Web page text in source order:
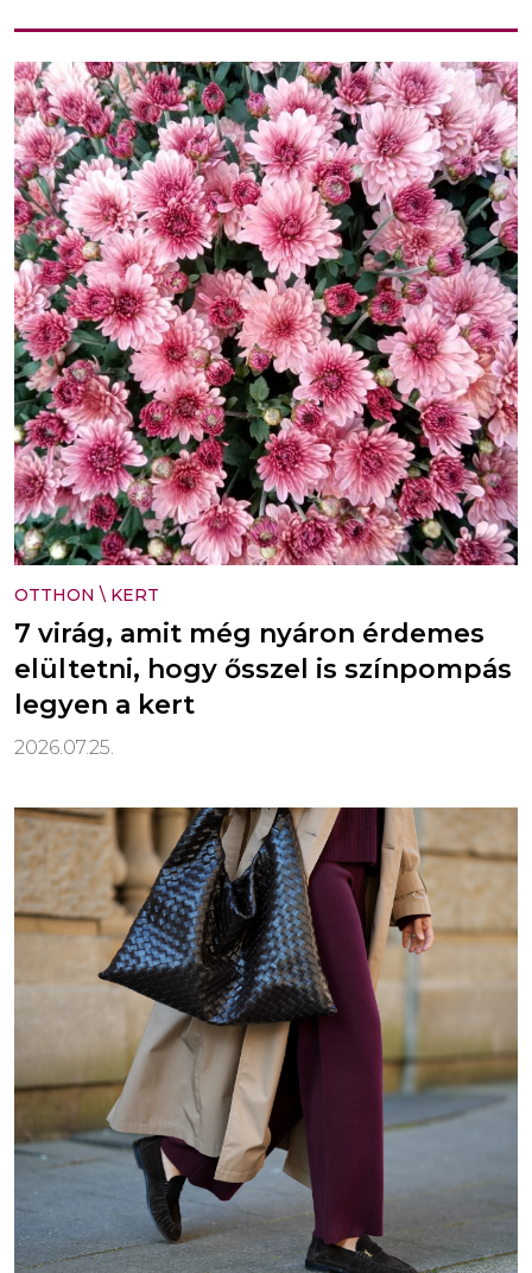
OTTHON \ KERT
7 virág, amit még nyáron érdemes
elültetni, hogy ősszel is színpompás
legyen a kert
2026.07.25.